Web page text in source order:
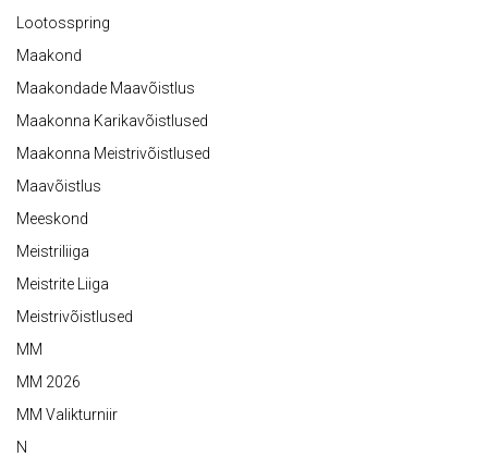
Lootosspring
Maakond
Maakondade Maavõistlus
Maakonna Karikavõistlused
Maakonna Meistrivõistlused
Maavõistlus
Meeskond
Meistriliiga
Meistrite Liiga
Meistrivõistlused
MM
MM 2026
MM Valikturniir
N